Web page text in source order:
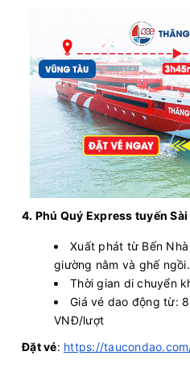
4. Phú Quý Express tuyến
Xuất phát từ Bến
giường nằm và ghế ngồi.
Thời gian di chuyển
Giá vé dao động từ:
VNĐ/lượt
Đặt vé: https://